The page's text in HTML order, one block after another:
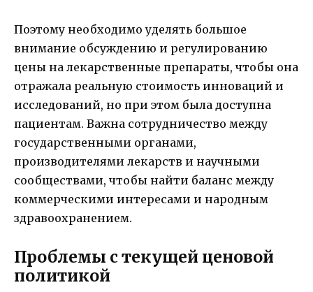
Поэтому необходимо уделять большое
внимание обсуждению и регулированию
цены на лекарственные препараты, чтобы она
отражала реальную стоимость инноваций и
исследований, но при этом была доступна
пациентам. Важна сотрудничество между
государственными органами,
производителями лекарств и научными
сообществами, чтобы найти баланс между
коммерческими интересами и народным
здравоохранением.
Проблемы с текущей ценовой
политикой